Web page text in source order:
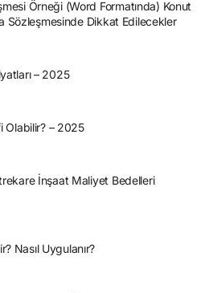
Örneği (Word Formatında) Konut
Sözleşmesinde Dikkat Edilecekler
– 2025
Olabilir? – 2025
İnşaat Maliyet Bedelleri
Nasıl Uygulanır?